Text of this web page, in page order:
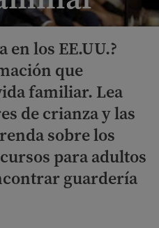
en los EE.UU.?
que
familiar. Lea
de crianza y las
sobre los
para adultos
guardería